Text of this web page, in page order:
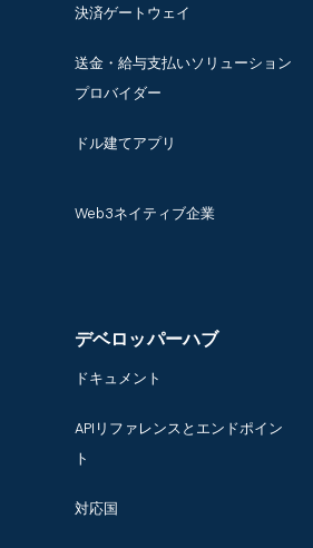
決済ゲートウェイ
送金・給与支払いソリューション
プロバイダー
ドル建てアプリ
Web3ネイティブ企業
デベロッパーハブ
ドキュメント
APIリファレンスとエンドポイン
ト
対応国